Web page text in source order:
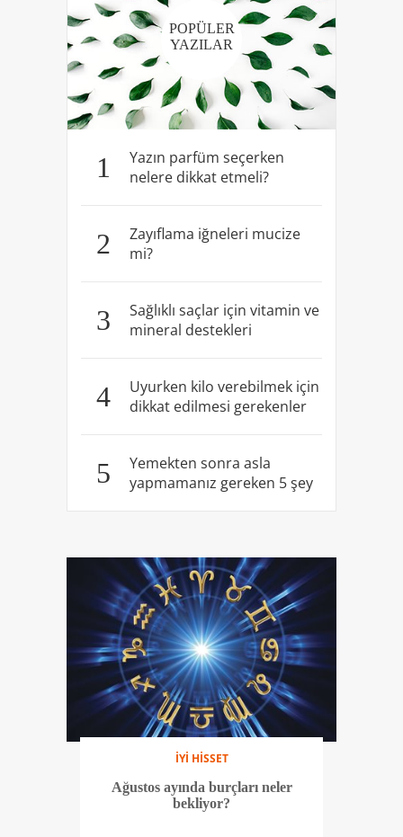
POPÜLER
YAZILAR
1
Yazın parfüm seçerken
nelere dikkat etmeli?
2
Zayıflama iğneleri mucize
mi?
3
Sağlıklı saçlar için vitamin ve
mineral destekleri
4
Uyurken kilo verebilmek için
dikkat edilmesi gerekenler
5
Yemekten sonra asla
yapmamanız gereken 5 şey
İYİ HİSSET
Ağustos ayında burçları neler
bekliyor?